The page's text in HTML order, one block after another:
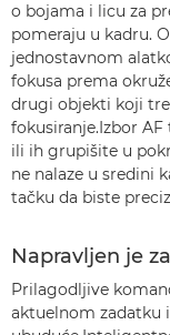
o bojama i licu za
pomeraju u kadru.
jednostavnom
fokusa prema
drugi objekti koji
fokusiranje.Izbor AF
ili ih grupišite u
ne nalaze u sredini
tačku da biste
Napravljen je
Prilagodljive
aktuelnom zadatku